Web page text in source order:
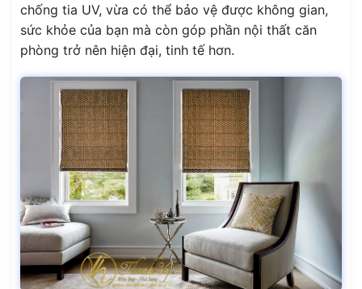
chống tia UV, vừa có thể bảo vệ được không gian,
sức khỏe của bạn mà còn góp phần nội thất căn
phòng trở nên hiện đại, tinh tế hơn.